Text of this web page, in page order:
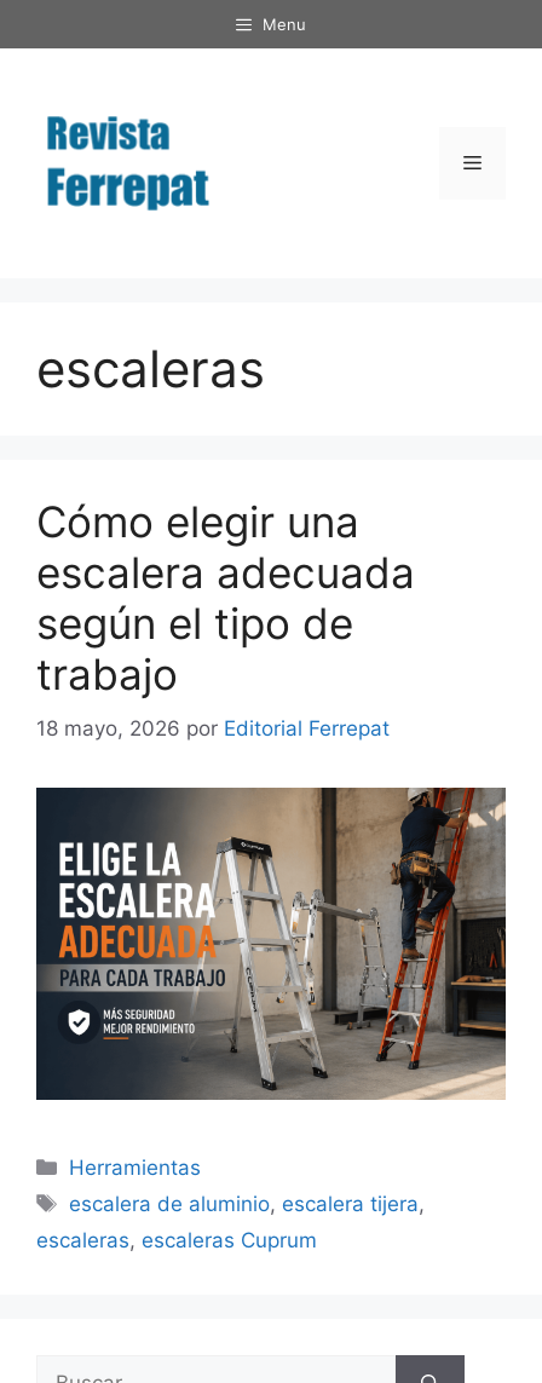
al
Menu
Menú
escaleras
Cómo elegir una
escalera adecuada
según el tipo de
trabajo
18 mayo, 2026 por Editorial Ferrepat
Categorías
Herramientas
Etiquetas
escalera de aluminio, escalera tijera,
escaleras, escaleras Cuprum
Buscar: